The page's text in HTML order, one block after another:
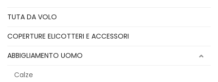
TUTA DA VOLO
COPERTURE ELICOTTERI E ACCESSORI
ABBIGLIAMENTO UOMO
Calze